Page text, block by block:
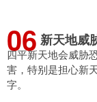
06 新天地威
四平新天地会威胁
害，特别是担心新
字。